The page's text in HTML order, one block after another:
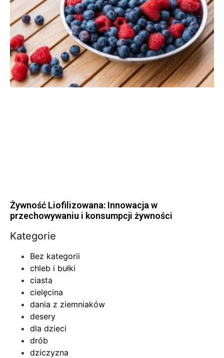
Żywność Liofilizowana: Innowacja w
przechowywaniu i konsumpcji żywności
Kategorie
Bez kategorii
chleb i bułki
ciasta
cielęcina
dania z ziemniaków
desery
dla dzieci
drób
dziczyzna